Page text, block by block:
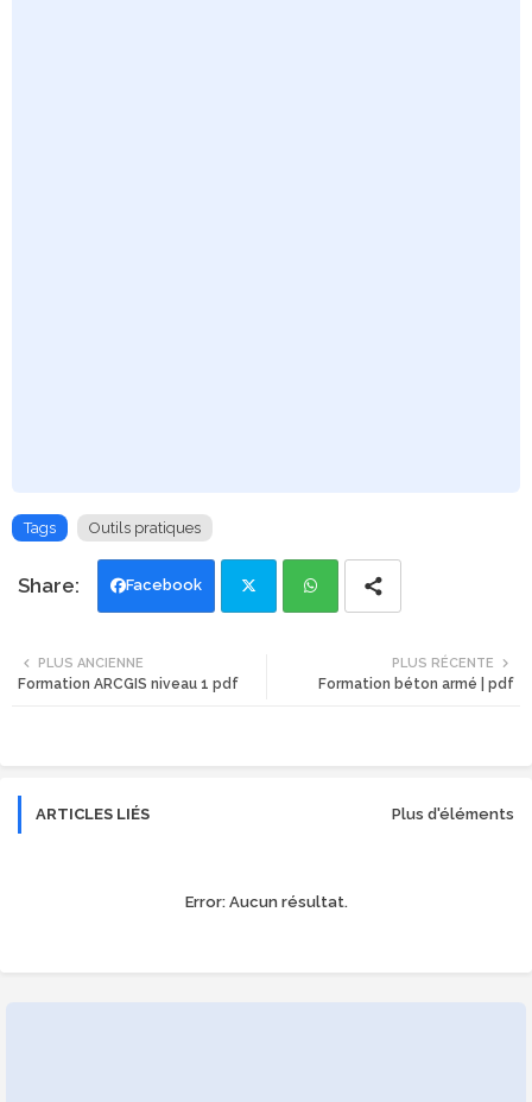
Tags Outils pratiques
Facebook
tte ats
PLUS RÉCENTE
Formation béton armé | pdf
PLUS ANCIENNE
Formation ARCGIS niveau 1 pdf
ARTICLES LIÉS Plus d'éléments
Error:Aucun résultat.